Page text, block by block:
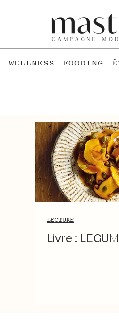
WELLNESS FOODING
LECTURE
Livre :